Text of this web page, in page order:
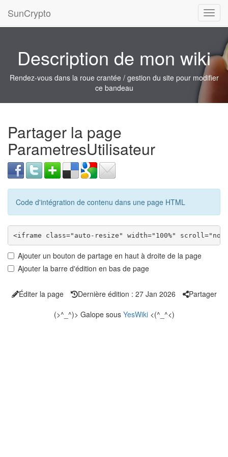
SunCrypto
Description de mon wiki
Rendez-vous dans la roue crantée / gestion du site pour modifier
ce bandeau
Partager la page
ParametresUtilisateur
Code d'intégration de contenu dans une page HTML
Ajouter un bouton de partage en haut à droite de la page
Ajouter la barre d'édition en bas de page
Éditer la page Dernière édition : 27 Jan 2026
Partager
(>^_^)> Galope sous YesWiki<(^_^<)